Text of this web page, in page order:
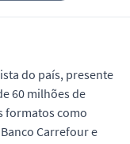
do país, presente
60 milhões de
formatos como
Carrefour e